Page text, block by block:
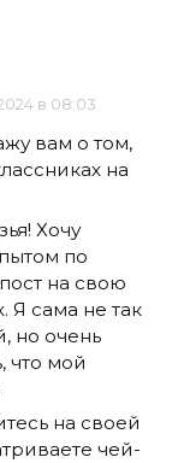
в 08:03
вам о том,
на
Хочу
по
на свою
Я сама не так
но очень
что мой
на своей
чей-